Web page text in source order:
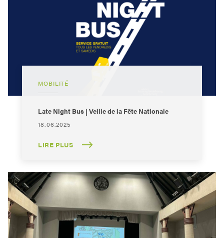
MOBILITÉ
Late Night Bus | Veille de la Fête Nationale
18.06.2025
LIRE PLUS